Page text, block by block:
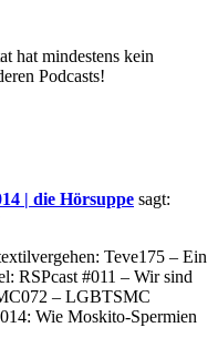
hat mindestens kein
Podcasts!
| die Hörsuppe sagt:
Teve175 – Ein
RSPcast #011 – Wir sind
– LGBTSMC
Wie Moskito-Spermien